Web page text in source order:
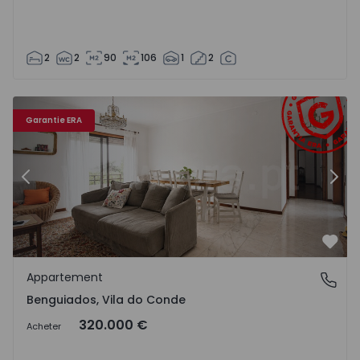
2 2 90 106 1 2
Garantie ERA
- 8Appartement T2 Vila do Conde, Benguiados - 1566046 - 5
Précédent
Benguiados, Vila do Conde
Appartement
Benguiados, Vila do Conde
Acheter 320.000 €